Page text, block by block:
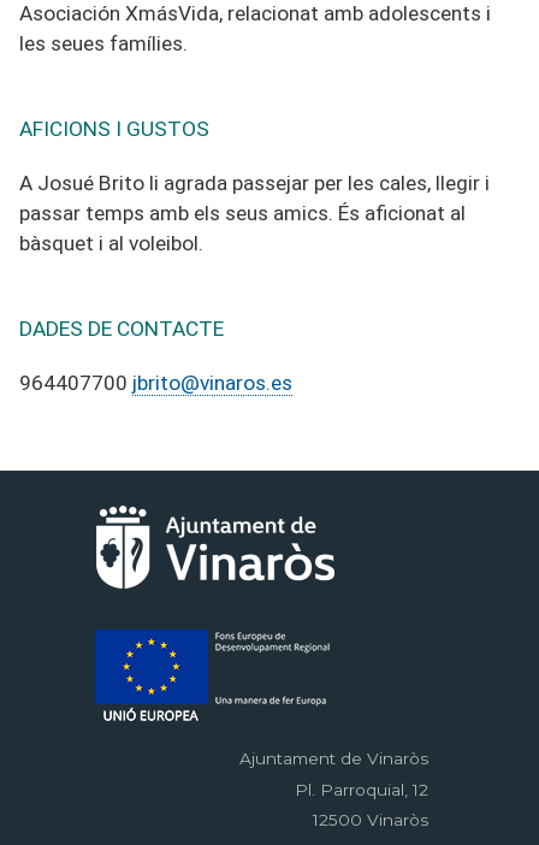
Asociación XmásVida, relacionat amb adolescents i
les seues famílies.
AFICIONS I GUSTOS
A Josué Brito li agrada passejar per les cales, llegir i
passar temps amb els seus amics. És aficionat al
bàsquet i al voleibol.
DADES DE CONTACTE
964407700 jbrito@vinaros.es
Ajuntament de Vinaròs
Pl. Parroquial, 12
12500 Vinaròs